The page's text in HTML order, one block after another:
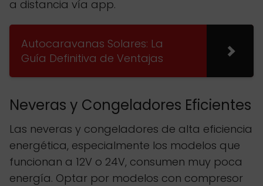
a distancia vía app.
Autocaravanas Solares: La
Guía Definitiva de Ventajas
Neveras y Congeladores Eficientes
Las neveras y congeladores de alta eficiencia
energética, especialmente los modelos que
funcionan a 12V o 24V, consumen muy poca
energía. Optar por modelos con compresor